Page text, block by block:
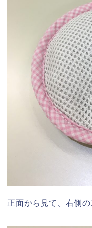
正面から見て、右側